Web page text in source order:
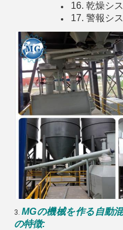
16. 乾燥シ
17. 警報シ
3.MGの機械を作る自動
の特徴: